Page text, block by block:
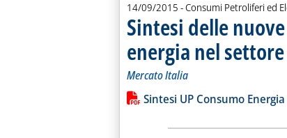
14/09/2015 - Consumi Petroliferi ed
Sintesi delle
energia nel
Mercato Italia
Leggi tutta la notizia: 'Sintesi
Lista allegati PDF alla
Sintesi UP Consumo